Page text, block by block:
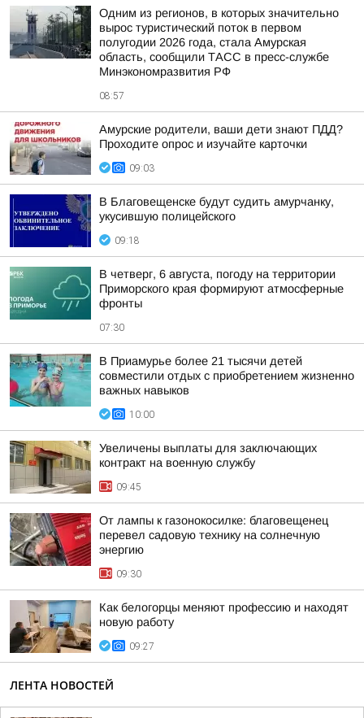
Одним из регионов, в которых значительно
вырос туристический поток в первом
полугодии 2026 года, стала Амурская
область, сообщили ТАСС в пресс-службе
Минэкономразвития РФ
08:57
Амурские родители, ваши дети знают ПДД?
Проходите опрос и изучайте карточки
09:03
В Благовещенске будут судить амурчанку,
укусившую полицейского
09:18
В четверг, 6 августа, погоду на территории
Приморского края формируют атмосферные
фронты
07:30
В Приамурье более 21 тысячи детей
совместили отдых с приобретением жизненно
важных навыков
10:00
Увеличены выплаты для заключающих
контракт на военную службу
09:45
От лампы к газонокосилке: благовещенец
перевел садовую технику на солнечную
энергию
09:30
Как белогорцы меняют профессию и находят
новую работу
09:27
ЛЕНТА НОВОСТЕЙ